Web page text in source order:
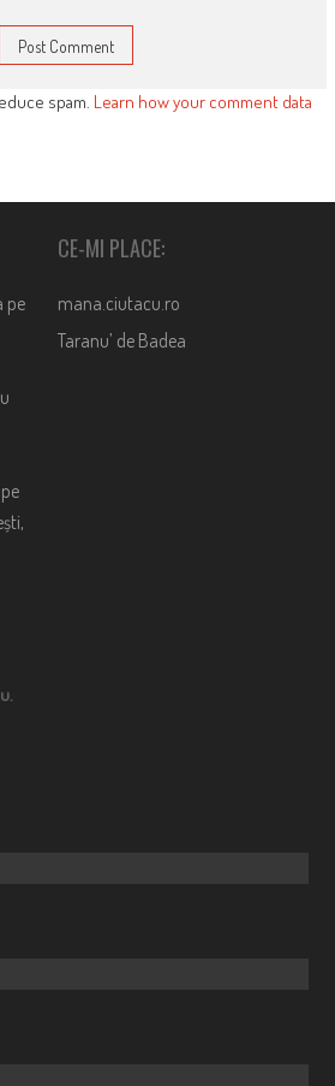
spam. Learn how your comment data
pe
CE-MI PLACE:
mana.ciutacu.ro
Taranu’ de Badea